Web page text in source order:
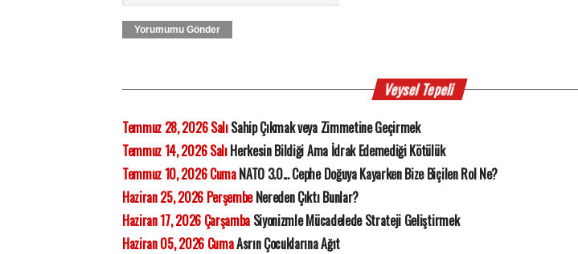
Yorumumu Gönder
Veysel Tepeli
Temmuz 28, 2026 SalıSahip Çıkmak veya Zimmetine Geçirmek
Temmuz 14, 2026 SalıHerkesin Bildiği Ama İdrak Edemediği Kötülük
Temmuz 10, 2026 CumaNATO 3.0... Cephe Doğuya Kayarken Bize Biçilen Rol Ne?
Haziran 25, 2026 PerşembeNereden Çıktı Bunlar?
Haziran 17, 2026 Çarşamba Siyonizmle Mücadelede Strateji Geliştirmek
Haziran 05, 2026 CumaAsrın Çocuklarına Ağıt